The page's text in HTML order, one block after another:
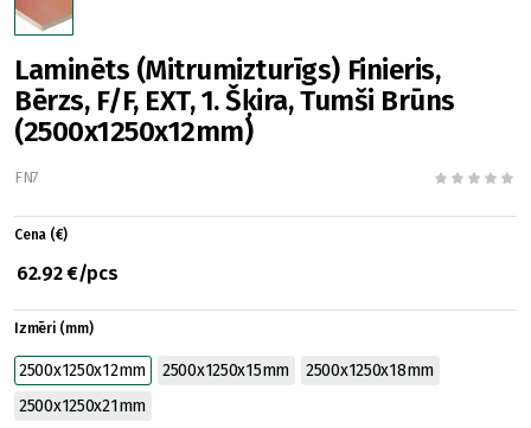
Laminēts (Mitrumizturīgs) Finieris,
Bērzs, F/F, EXT, 1. Šķira, Tumši Brūns
(2500x1250x12mm)
FN7
Cena (€)
62.92 €/pcs
Izmēri (mm)
2500x1250x12mm 2500x1250x15mm
2500x1250x18mm
2500x1250x21mm